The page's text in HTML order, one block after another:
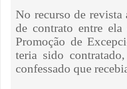
No recurso de revista
de contrato entre
Promoção de
teria sido
confessado que